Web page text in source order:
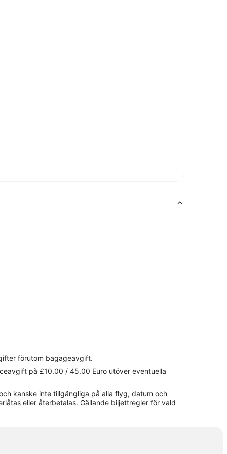
förutom bagageavgift.
på £10.00 / 45.00 Euro utöver eventuella
kanske inte tillgängliga på alla flyg, datum och
eller återbetalas. Gällande biljettregler för vald